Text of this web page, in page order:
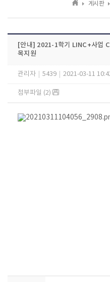
게시판
[안내] 2021-1학기 LINC+사업
목지원
관리자 5439 2021-03-11
첨부파일 (2)